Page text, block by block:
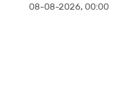
08-08-2026, 00:00